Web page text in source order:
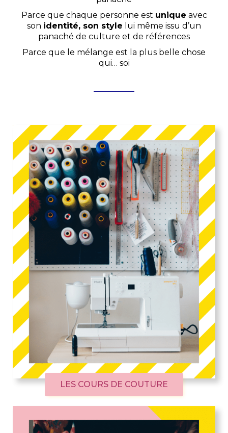
Parce que chaque personne est unique avec
son identité, son style lui même issu d’un
panaché de culture et de références
Parce que le mélange est la plus belle chose
qui… soi
LES COURS DE COUTURE